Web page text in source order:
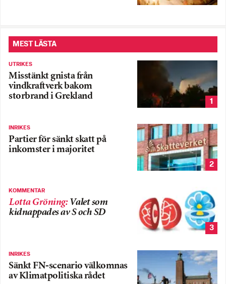
MEST LÄSTA
UTRIKES
Misstänkt gnista från
vindkraftverk bakom
storbrand i Grekland
1
INRIKES
Partier för sänkt skatt på
inkomster i majoritet
2
KOMMENTAR
Lotta Gröning: Valet som
kidnappades av S och SD
3
INRIKES
Sänkt FN-scenario välkomnas
av Klimatpolitiska rådet